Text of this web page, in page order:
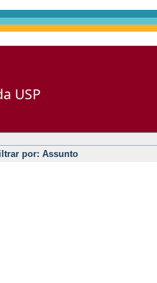
USP
por: Assunto